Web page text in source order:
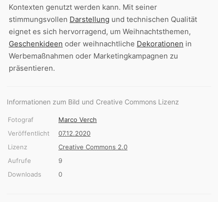
Kontexten genutzt werden kann. Mit seiner
stimmungsvollen Darstellung und technischen Qualität
eignet es sich hervorragend, um Weihnachtsthemen,
Geschenkideen oder weihnachtliche Dekorationen in
Werbemaßnahmen oder Marketingkampagnen zu
präsentieren.
Informationen zum Bild und Creative Commons Lizenz
Fotograf
Marco Verch
Veröffentlicht
07.12.2020
Lizenz
Creative Commons 2.0
Aufrufe
9
Downloads
0